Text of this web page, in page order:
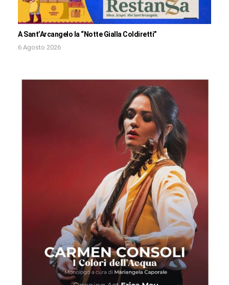
A Sant’Arcangelo la “Notte Gialla Coldiretti”
6 Agosto 2026